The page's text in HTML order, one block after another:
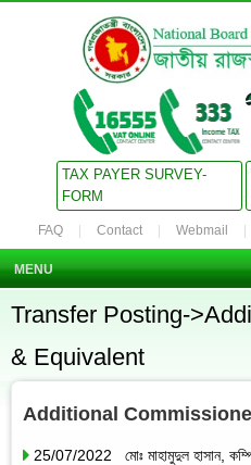
TAX PAYER SURVEY-
FORM
FAQ Contact Webmail
MENU
Transfer Posting-
& Equivalent
Additional
25/07/2022 মোঃ মাহামুদুল হাসান,